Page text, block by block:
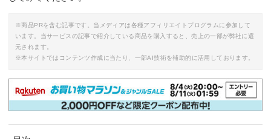
※商品PRを含む記事です。当メディアは各種アフィリエイトプログラムに参加して
います。当サービスの記事で紹介している商品を購入すると、売上の一部が弊社に還
元されます。
※本サイトではコンテンツ作成に当たり、一部AI技術を補助的に活用しております。